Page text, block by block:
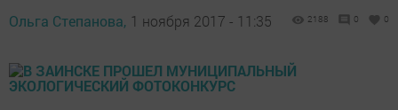
Ольга Степанова, 1 ноября 2017 - 11:35 2188 0 0